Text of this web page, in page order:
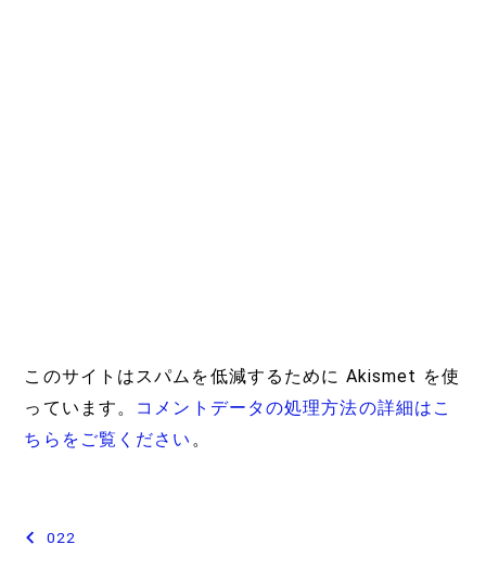
このサイトはスパムを低減するために Akismet を使
っています。 コメントデータの処理方法の詳細はこ
ちらをご覧ください 。
投
022